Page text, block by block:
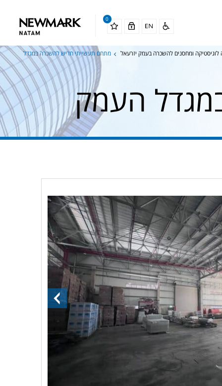
0
לוגיסטיקה ומחסנים להשכרה בעמק יזרעאל מתחם תעשייתי חדיש להשכרה במגדל
העמק